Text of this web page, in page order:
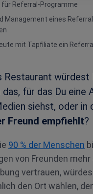
für Referral-Programme
Management eines
mit Tapfiliate ein
Restaurant würdest
für das Du eine
siehst, oder in
Freund empfiehlt?
90 % der Menschen
von Freunden mehr
vertrauen,
den Ort wählen,